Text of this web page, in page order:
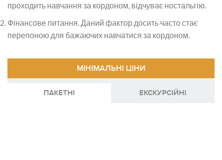
проходить навчання за кордоном, відчуває ностальгію.
Фінансове питання. Даний фактор досить часто стає
перепоною для бажаючих навчатися за кордоном.
МІНІМАЛЬНІ ЦІНИ
ПАКЕТНІ EКСКУРСІЙНІ